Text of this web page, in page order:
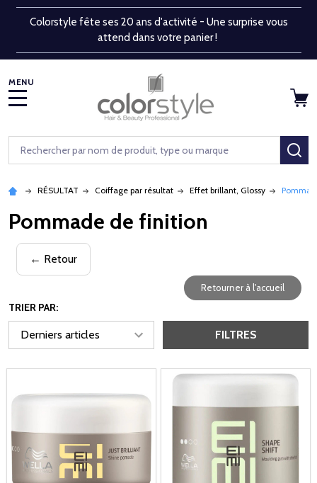
Colorstyle fête ses 20 ans d'activité - Une surprise vous
attend dans votre panier !
Rechercher
RÉSULTAT Coiffage par résultat Effet brillant, Glossy
Pommade de finition
← Retour
Retourner à l'accueil
TRIER PAR:
FILTRES